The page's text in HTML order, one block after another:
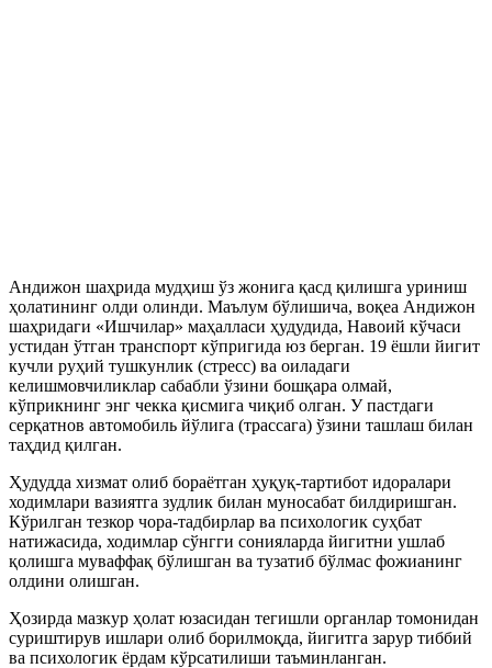
Андижон шаҳрида мудҳиш ўз жонига қасд қилишга уриниш
ҳолатининг олди олинди. Маълум бўлишича, воқеа Андижон
шаҳридаги «Ишчилар» маҳалласи ҳудудида, Навоий кўчаси
устидан ўтган транспорт кўпригида юз берган. 19 ёшли йигит
кучли руҳий тушкунлик (стресс) ва оиладаги
келишмовчиликлар сабабли ўзини бошқара олмай,
кўприкнинг энг чекка қисмига чиқиб олган. У пастдаги
серқатнов автомобиль йўлига (трассага) ўзини ташлаш билан
таҳдид қилган.
Ҳудудда хизмат олиб бораётган ҳуқуқ-тартибот идоралари
ходимлари вазиятга зудлик билан муносабат билдиришган.
Кўрилган тезкор чора-тадбирлар ва психологик суҳбат
натижасида, ходимлар сўнгги сонияларда йигитни ушлаб
қолишга муваффақ бўлишган ва тузатиб бўлмас фожианинг
олдини олишган.
Ҳозирда мазкур ҳолат юзасидан тегишли органлар томонидан
суриштирув ишлари олиб борилмоқда, йигитга зарур тиббий
ва психологик ёрдам кўрсатилиши таъминланган.